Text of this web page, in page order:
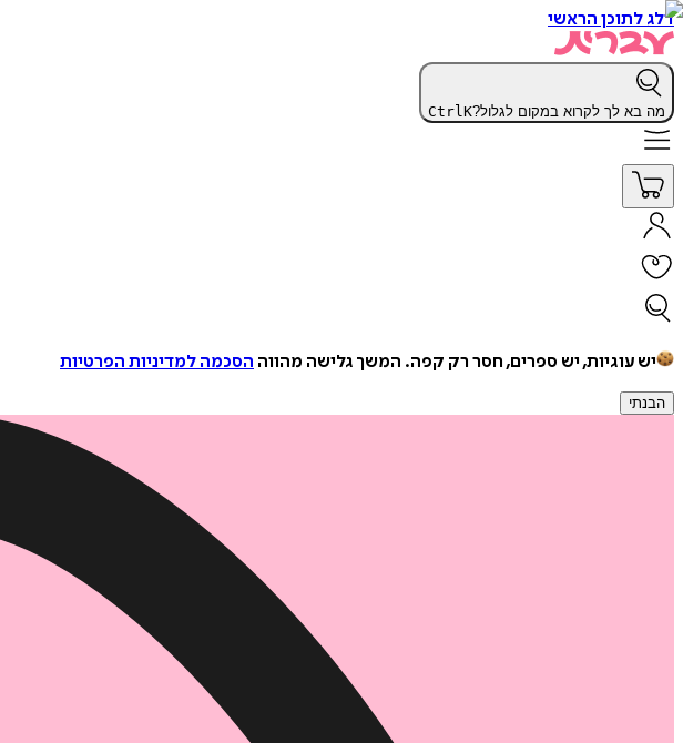
דלג לתוכן הראשי
מה בא לך לקרוא במקום לגלול? CtrlK
יש עוגיות, יש ספרים, חסר רק קפה. המשך גלישה מהווה הסכמה למדיניות הפרטיות
הבנתי